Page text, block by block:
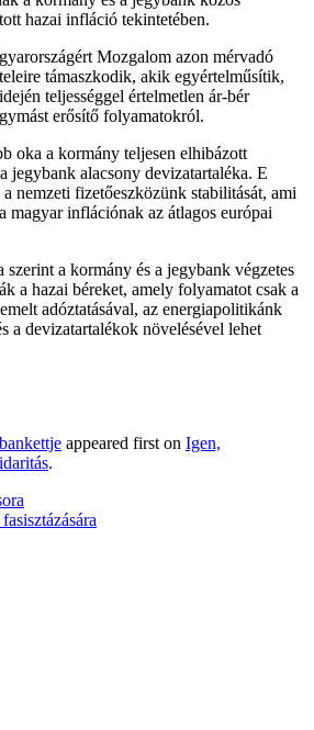
hazai infláció tekintetében.
Mozgalom azon mérvadó
támaszkodik, akik egyértelműsítik,
teljességgel értelmetlen ár-bér
erősítő folyamatokról.
oka a kormány teljesen elhibázott
jegybank alacsony devizatartaléka. E
a nemzeti fizetőeszközünk stabilitását, ami
magyar inflációnak az átlagos európai
a kormány és a jegybank végzetes
a hazai béreket, amely folyamatot csak a
adóztatásával, az energiapolitikánk
a devizatartalékok növelésével lehet
appeared first on Igen,
.